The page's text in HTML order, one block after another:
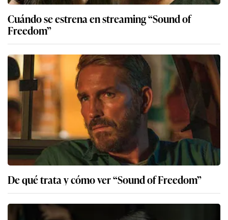
Cuándo se estrena en streaming “Sound of
Freedom”
De qué trata y cómo ver “Sound of Freedom”